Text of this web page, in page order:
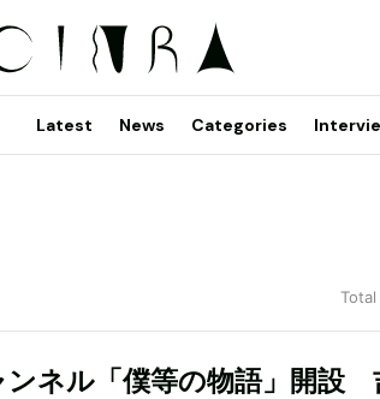
Latest News Categories
ネル「僕等の物語」開設